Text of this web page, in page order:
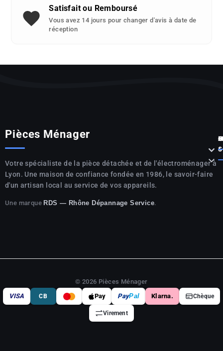
Satisfait ou Remboursé
Vous avez 14 jours pour changer d'avis à date de
réception
Pièces Ménager
Votre spécialiste de la pièce détachée et de l'électroménager à
Lyon. Une maison de confiance fondée en 1986, le savoir-faire
d'un artisan local au service de vos appareils.
Une marque RDS — Rhône Dépannage Service.




© 2026 Pièces Ménager
VISA
CB Pay PayPal Klarna. Chèque
Virement